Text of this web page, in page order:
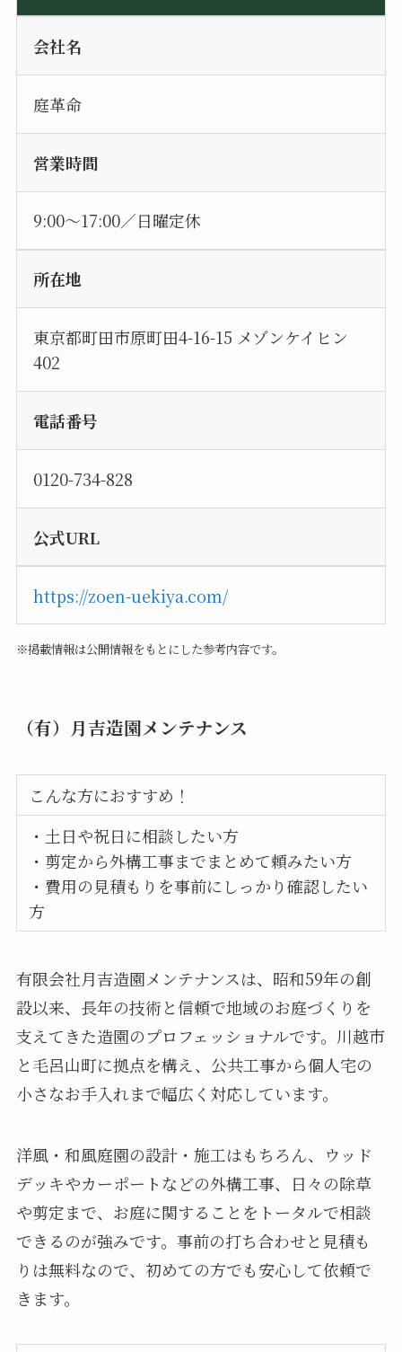
会社名
庭革命
営業時間
9:00～17:00／日曜定休
所在地
東京都町田市原町田4-16-15 メゾンケイヒン
402
電話番号
0120-734-828
公式URL
https://zoen-uekiya.com/
※掲載情報は公開情報をもとにした参考内容です。
（有）月吉造園メンテナンス
こんな方におすすめ！
・土日や祝日に相談したい方
・剪定から外構工事までまとめて頼みたい方
・費用の見積もりを事前にしっかり確認したい
方
有限会社月吉造園メンテナンスは、昭和59年の創
設以来、長年の技術と信頼で地域のお庭づくりを
支えてきた造園のプロフェッショナルです。川越市
と毛呂山町に拠点を構え、公共工事から個人宅の
小さなお手入れまで幅広く対応しています。
洋風・和風庭園の設計・施工はもちろん、ウッド
デッキやカーポートなどの外構工事、日々の除草
や剪定まで、お庭に関することをトータルで相談
できるのが強みです。事前の打ち合わせと見積も
りは無料なので、初めての方でも安心して依頼で
きます。